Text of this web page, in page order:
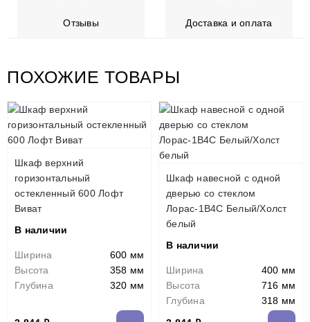
Отзывы Доставка и оплата
ПОХОЖИЕ ТОВАРЫ
Шкаф верхний
горизонтальный
остекленный 600 Лофт
Виват
В наличии
Ширина
600 мм
Высота
358 мм
Глубина
320 мм
Шкаф навесной c одной
дверью со стеклом
Лорас-1В4С Белый/Холст
белый
В наличии
Ширина
400 мм
Высота
716 мм
Глубина
318 мм